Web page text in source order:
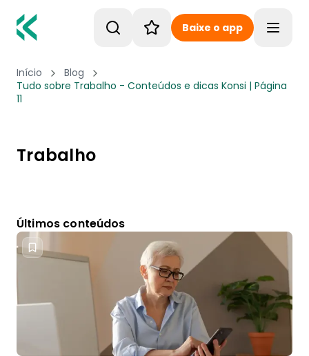
Baixe o app
Início
Blog
Tudo sobre Trabalho - Conteúdos e dicas Konsi | Página
11
Trabalho
Últimos conteúdos